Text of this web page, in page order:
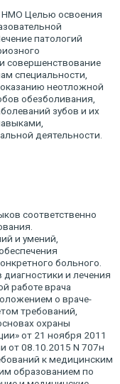
НМО Целью освоения
патологий
совершенствование
специальности,
неотложной
обезболивания,
зубов и их
деятельности.
соответственно
и умений,
больного.
и лечения
работе врача
о враче-
требований,
охраны
от 21 ноября 2011
от 08.10.2015 N 707н
к медицинским
образованием по